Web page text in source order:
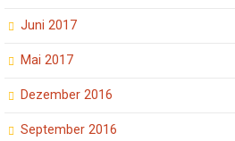
Juni 2017
Mai 2017
Dezember 2016
September 2016